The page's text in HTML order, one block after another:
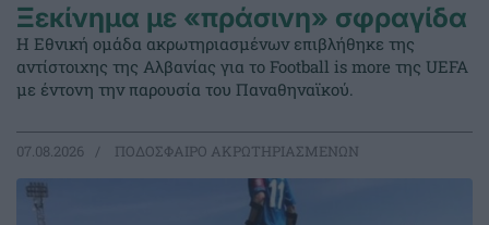
Ξεκίνημα με «πράσινη» σφραγίδα
Η Εθνική ομάδα ακρωτηριασμένων επιβλήθηκε της
αντίστοιχης της Αλβανίας για το Football is more της UEFA
με έντονη την παρουσία του Παναθηναϊκού.
07.08.2026 ΠΟΔΟΣΦΑΙΡΟ ΑΚΡΩΤΗΡΙΑΣΜΕΝΩΝ